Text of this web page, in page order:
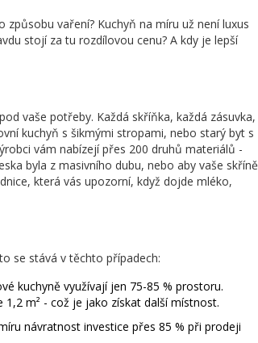
vaření? Kuchyň na míru už není luxus
stojí za tu rozdílovou cenu? A kdy je lepší
vaše potřeby. Každá skříňka, každá zásuvka,
kuchyň s šikmými stropami, nebo starý byt s
vám nabízejí přes 200 druhů materiálů -
byla z masivního dubu, nebo aby vaše skříně
která vás upozorní, když dojde mléko,
se stává v těchto případech:
kuchyně využívají jen 75-85 % prostoru.
m² - což je jako získat další místnost.
návratnost investice přes 85 % při prodeji